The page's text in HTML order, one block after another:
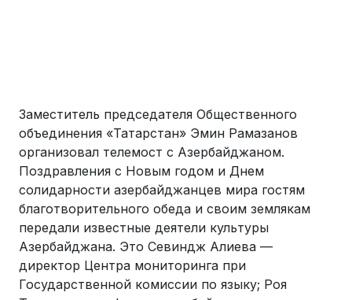
Заместитель председателя Общественного
объединения «Татарстан» Эмин Рамазанов
организовал телемост с Азербайджаном.
Поздравления с Новым годом и Днем
солидарности азербайджанцев мира гостям
благотворительного обеда и своим землякам
передали известные деятели культуры
Азербайджана. Это Севиндж Алиева —
директор Центра мониторинга при
Государственной комиссии по языку; Роя